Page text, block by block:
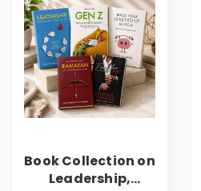
Book Collection on
Leadership,